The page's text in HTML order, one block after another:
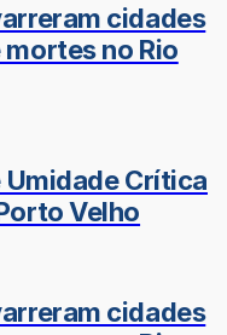
cidades
no Rio
Umidade Crítica
Velho
cidades